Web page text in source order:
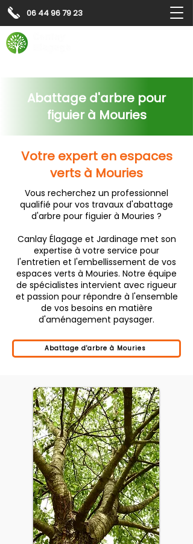
06 44 96 79 23
Abattage d'arbre pour
figuier à Mouries
Votre expert en espaces
verts à Mouries
Vous recherchez un professionnel
qualifié pour vos travaux d'abattage
d'arbre pour figuier à Mouries ?
Canlay Élagage et Jardinage met son
expertise à votre service pour
l'entretien et l'embellissement de vos
espaces verts à Mouries. Notre équipe
de spécialistes intervient avec rigueur
et passion pour répondre à l'ensemble
de vos besoins en matière
d'aménagement paysager.
Abattage d'arbre à Mouries